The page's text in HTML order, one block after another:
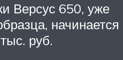
Версус 650, уже
начинается
руб.